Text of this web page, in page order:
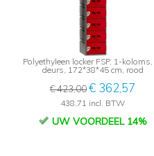
Polyethyleen locker FSP, 1-
deurs, 172*38*45 cm, rood
€ 423,00€ 362,57
438,71 incl. BTW
UW VOORDEEL 14%